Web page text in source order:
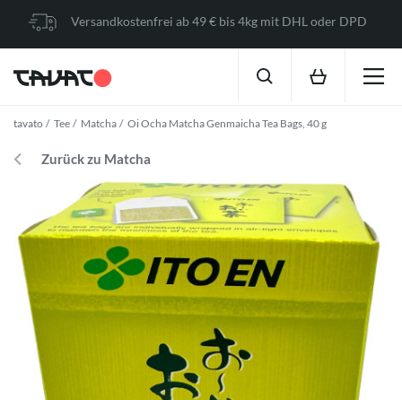
Versandkostenfrei ab 49 € bis 4kg mit DHL oder DPD
tavato Tee Matcha Oi Ocha Matcha Genmaicha Tea Bags, 40 g
Zurück zu Matcha